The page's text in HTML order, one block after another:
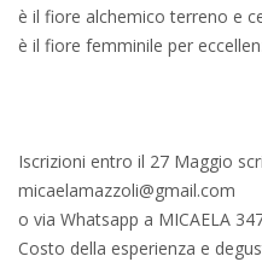
è il fiore alchemico terreno e
è il fiore femminile per
Iscrizioni entro il 27 Maggio
micaelamazzoli@gmail.com
o via Whatsapp a MICAELA
Costo della esperienza e